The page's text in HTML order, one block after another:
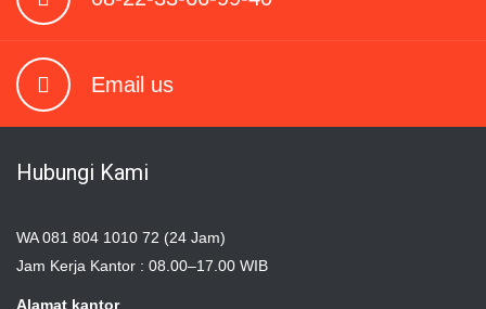
Email us
Hubungi Kami
WA 081 804 1010 72 (24 Jam)
Jam Kerja Kantor : 08.00–17.00 WIB
Alamat kantor